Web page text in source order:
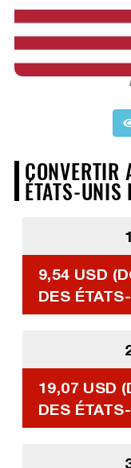
CONVERTIR
ÉTATS-
9,54 USD
DES
19,07 USD
DES